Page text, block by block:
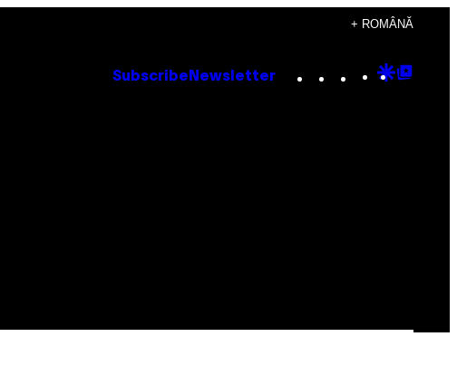
+ ROMÂNĂ
Subscribe Newsletter Instagram
TikTok
YouTube
Google